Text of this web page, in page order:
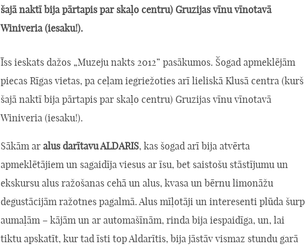
šajā naktī bija pārtapis par skaļo centru) Gruzijas vīnu vīnotavā
Winiveria (iesaku!).
Īss ieskats dažos „Muzeju nakts 2012” pasākumos. Šogad apmeklējām
piecas Rīgas vietas, pa ceļam iegriežoties arī lieliskā Klusā centra (kurš
šajā naktī bija pārtapis par skaļo centru) Gruzijas vīnu vīnotavā
Winiveria (iesaku!).
Sākām ar alus darītavu ALDARIS, kas šogad arī bija atvērta
apmeklētājiem un sagaidīja viesus ar īsu, bet saistošu stāstījumu un
ekskursu alus ražošanas cehā un alus, kvasa un bērnu limonāžu
degustācijām ražotnes pagalmā. Alus mīļotāji un interesenti plūda šurp
aumaļām – kājām un ar automašīnām, rinda bija iespaidīga, un, lai
tiktu apskatīt, kur tad īsti top Aldarītis, bija jāstāv vismaz stundu garā